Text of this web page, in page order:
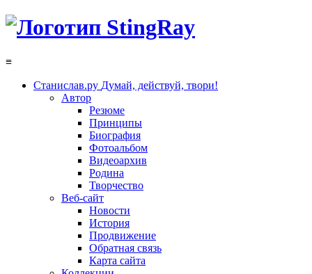
≡
Станислав.ру Думай, действуй, твори!
Автор
Резюме
Принципы
Биография
Фотоальбом
Видеоархив
Родина
Творчество
Веб-сайт
Новости
История
Продвижение
Обратная связь
Карта сайта